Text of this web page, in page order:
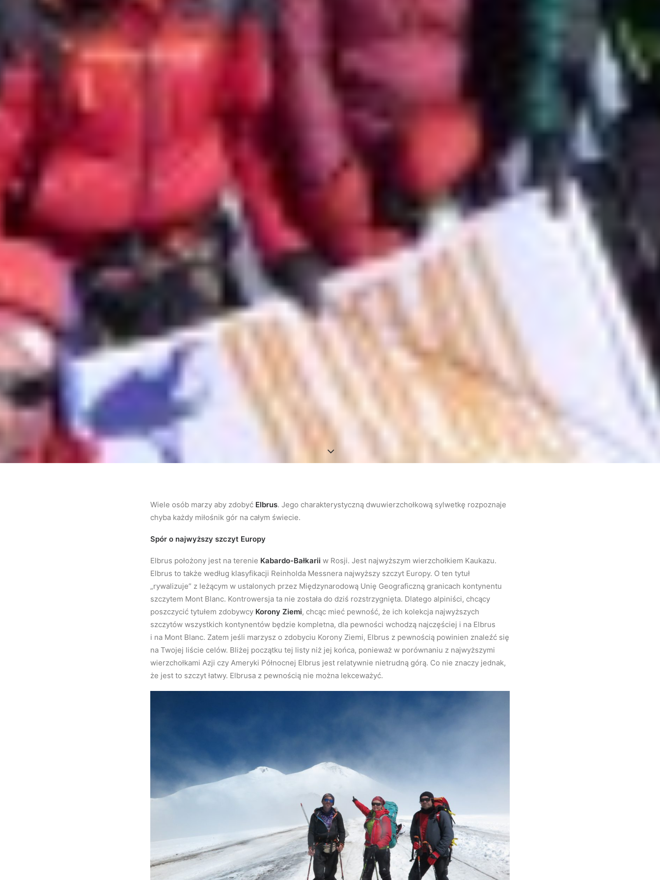
Wiele osób marzy aby zdobyć Elbrus. Jego charakterystyczną dwuwierzchołkową sylwetkę rozpoznaje
chyba każdy miłośnik gór na całym świecie.
Spór o najwyższy szczyt Europy
Elbrus położony jest na terenie Kabardo-Bałkarii w Rosji. Jest najwyższym wierzchołkiem Kaukazu.
Elbrus to także według klasyfikacji Reinholda Messnera najwyższy szczyt Europy. O ten tytuł
„rywalizuje” z leżącym w ustalonych przez Międzynarodową Unię Geograficzną granicach kontynentu
szczytem Mont Blanc. Kontrowersja ta nie została do dziś rozstrzygnięta. Dlatego alpiniści, chcący
poszczycić tytułem zdobywcy Korony Ziemi, chcąc mieć pewność, że ich kolekcja najwyższych
szczytów wszystkich kontynentów będzie kompletna, dla pewności wchodzą najczęściej i na Elbrus
i na Mont Blanc. Zatem jeśli marzysz o zdobyciu Korony Ziemi, Elbrus z pewnością powinien znaleźć się
na Twojej liście celów. Bliżej początku tej listy niż jej końca, ponieważ w porównaniu z najwyższymi
wierzchołkami Azji czy Ameryki Północnej Elbrus jest relatywnie nietrudną górą. Co nie znaczy jednak,
że jest to szczyt łatwy. Elbrusa z pewnością nie można lekceważyć.